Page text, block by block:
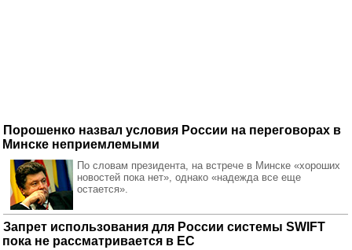
Порошенко назвал условия России на переговорах в
Минске неприемлемыми
По словам президента, на встрече в Минске «хороших
новостей пока нет», однако «надежда все еще
остается».
Запрет использования для России системы SWIFT
пока не рассматривается в ЕС